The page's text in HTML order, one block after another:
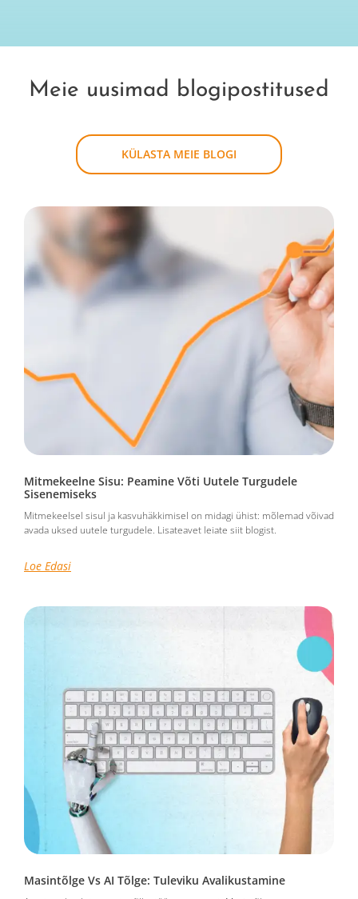
Meie uusimad blogipostitused
KÜLASTA MEIE BLOGI
Mitmekeelne Sisu: Peamine Võti Uutele Turgudele
Sisenemiseks
Mitmekeelsel sisul ja kasvuhäkkimisel on midagi ühist: mõlemad võivad
avada uksed uutele turgudele. Lisateavet leiate siit blogist.
Loe Edasi
Masintõlge Vs AI Tõlge: Tuleviku Avalikustamine